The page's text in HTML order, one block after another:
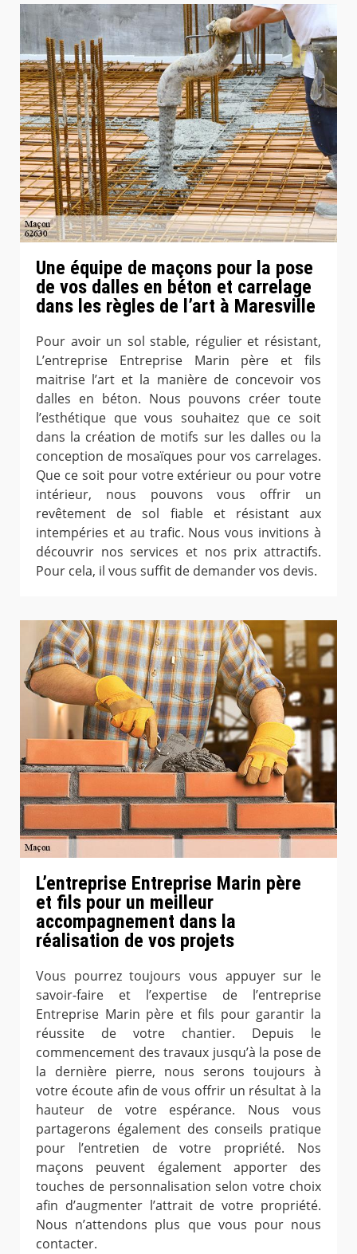
Une équipe de maçons pour la pose
de vos dalles en béton et carrelage
dans les règles de l’art à Maresville
Pour avoir un sol stable, régulier et résistant,
L’entreprise Entreprise Marin père et fils
maitrise l’art et la manière de concevoir vos
dalles en béton. Nous pouvons créer toute
l’esthétique que vous souhaitez que ce soit
dans la création de motifs sur les dalles ou la
conception de mosaïques pour vos carrelages.
Que ce soit pour votre extérieur ou pour votre
intérieur, nous pouvons vous offrir un
revêtement de sol fiable et résistant aux
intempéries et au trafic. Nous vous invitions à
découvrir nos services et nos prix attractifs.
Pour cela, il vous suffit de demander vos devis.
L’entreprise Entreprise Marin père
et fils pour un meilleur
accompagnement dans la
réalisation de vos projets
Vous pourrez toujours vous appuyer sur le
savoir-faire et l’expertise de l’entreprise
Entreprise Marin père et fils pour garantir la
réussite de votre chantier. Depuis le
commencement des travaux jusqu’à la pose de
la dernière pierre, nous serons toujours à
votre écoute afin de vous offrir un résultat à la
hauteur de votre espérance. Nous vous
partagerons également des conseils pratique
pour l’entretien de votre propriété. Nos
maçons peuvent également apporter des
touches de personnalisation selon votre choix
afin d’augmenter l’attrait de votre propriété.
Nous n’attendons plus que vous pour nous
contacter.